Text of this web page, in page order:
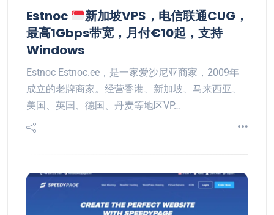
Estnoc
新加坡VPS，电信联通CUG，
最高1Gbps带宽，月付€10起，支持
Windows
Estnoc Estnoc.ee，是一家爱沙尼亚商家，2009年
成立的老牌商家。经营香港、新加坡、马来西亚、
美国、英国、德国、丹麦等地区VP…